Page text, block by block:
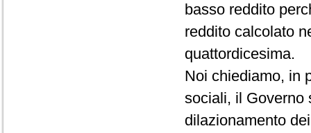
basso reddito
reddito calcolato
quattordicesima.
Noi chiediamo, in
sociali, il Governo
dilazionamento